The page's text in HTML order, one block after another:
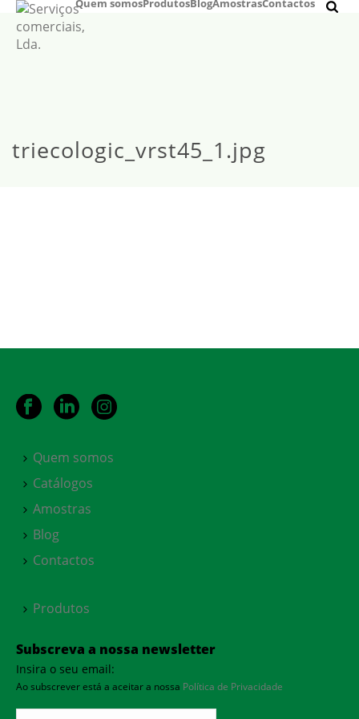
Quem somosProdutosBlogAmostrasContactos
triecologic_vrst45_1.jpg
Quem somos
Catálogos
Amostras
Blog
Contactos
Produtos
Subscreva a nossa newsletter
Insira o seu email:
Ao subscrever está a aceitar a nossa Política de Privacidade